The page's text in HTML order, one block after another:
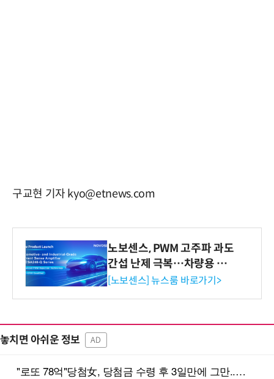
구교현 기자 kyo@etnews.com
노보센스, PWM 고주파 과도
간섭 난제 극복…차량용 전
류 감지 증폭기
[노보센스] 뉴스룸 바로가기>
놓치면 아쉬운 정보 AD